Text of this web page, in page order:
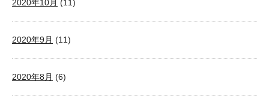
2020年10月 (11)
2020年9月 (11)
2020年8月 (6)